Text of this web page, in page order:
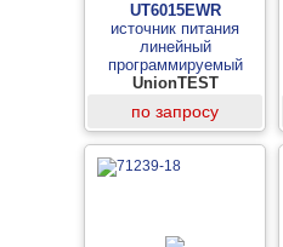
UT6015EWR
источник питания
линейный
программируемый
UnionTEST
по запросу